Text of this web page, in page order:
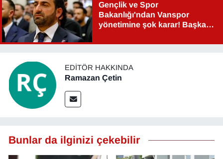
Gençlik ve Spor
Bakanlığı'ndan Vanspor
yönetimine şok karar! Başkan
EDITÖR HAKKINDA
Ramazan Çetin
Bunlar da ilginizi çekebilir